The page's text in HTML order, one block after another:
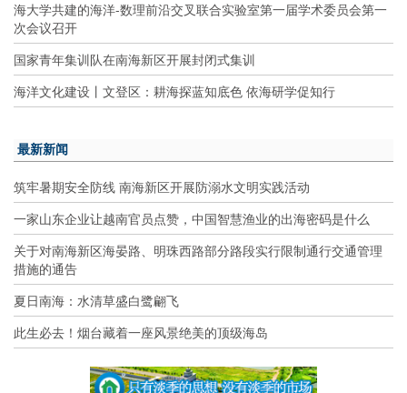
海大学共建的海洋-数理前沿交叉联合实验室第一届学术委员会第一
次会议召开
国家青年集训队在南海新区开展封闭式集训
海洋文化建设丨文登区：耕海探蓝知底色 依海研学促知行
最新新闻
筑牢暑期安全防线 南海新区开展防溺水文明实践活动
一家山东企业让越南官员点赞，中国智慧渔业的出海密码是什么
关于对南海新区海晏路、明珠西路部分路段实行限制通行交通管理
措施的通告
夏日南海：水清草盛白鹭翩飞
此生必去！烟台藏着一座风景绝美的顶级海岛